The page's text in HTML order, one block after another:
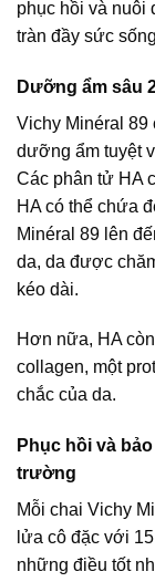
phục hồi và nuôi
tràn đầy sức
Dưỡng ẩm sâu
Vichy Minéral 89
dưỡng ẩm tuyệt
Các phân tử HA
HA có thể chứa
Minéral 89 lên
da, da được
kéo dài.
Hơn nữa, HA
collagen, một
chắc của da.
Phục hồi và
trường
Mỗi chai Vichy
lửa cô đặc với
những điều tốt